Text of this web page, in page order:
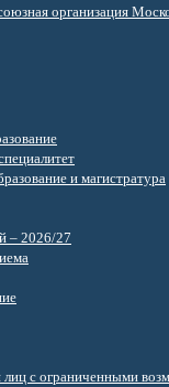
организация
и магистратура
– 2026/27
с ограниченными